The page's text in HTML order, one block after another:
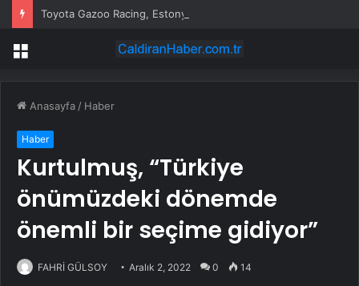
Menü
Anasayfa / Haber
Haber
Kurtulmuş, “Türkiye
önümüzdeki dönemde
önemli bir seçime gidiyor”
FAHRİ GÜLSOY Aralık 2, 2022 0 14